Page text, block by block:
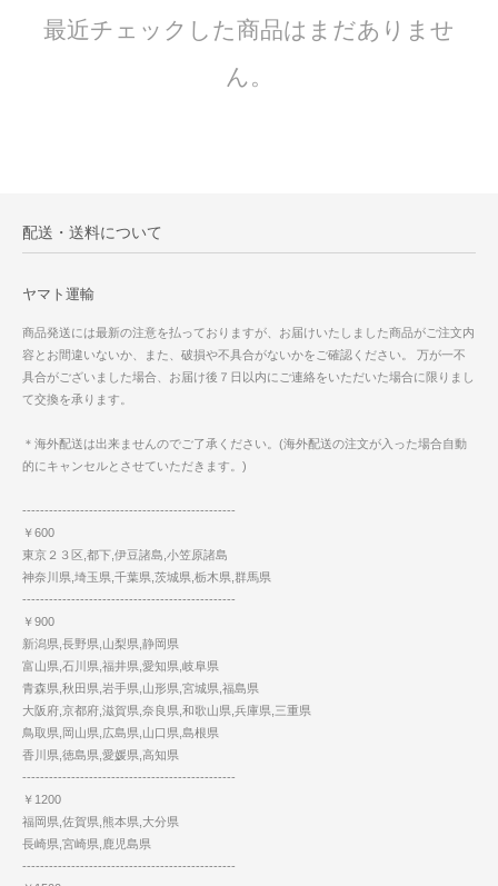
最近チェックした商品はまだありませ
ん。
配送・送料について
ヤマト運輸
商品発送には最新の注意を払っておりますが、お届けいたしました商品がご注文内
容とお間違いないか、また、破損や不具合がないかをご確認ください。 万が一不
具合がございました場合、お届け後７日以内にご連絡をいただいた場合に限りまし
て交換を承ります。
＊海外配送は出来ませんのでご了承ください。(海外配送の注文が入った場合自動
的にキャンセルとさせていただきます。)
------------------------------------------------
￥600
東京２３区,都下,伊豆諸島,小笠原諸島
神奈川県,埼玉県,千葉県,茨城県,栃木県,群馬県
------------------------------------------------
￥900
新潟県,長野県,山梨県,静岡県
富山県,石川県,福井県,愛知県,岐阜県
青森県,秋田県,岩手県,山形県,宮城県,福島県
大阪府,京都府,滋賀県,奈良県,和歌山県,兵庫県,三重県
鳥取県,岡山県,広島県,山口県,島根県
香川県,徳島県,愛媛県,高知県
------------------------------------------------
￥1200
福岡県,佐賀県,熊本県,大分県
長崎県,宮崎県,鹿児島県
------------------------------------------------